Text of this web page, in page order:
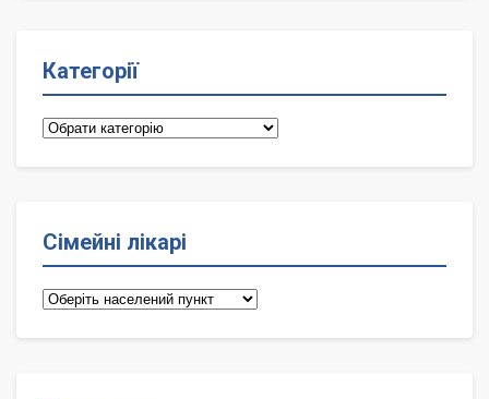
Категорії
Категорії
Сімейні лікарі
Сімейні